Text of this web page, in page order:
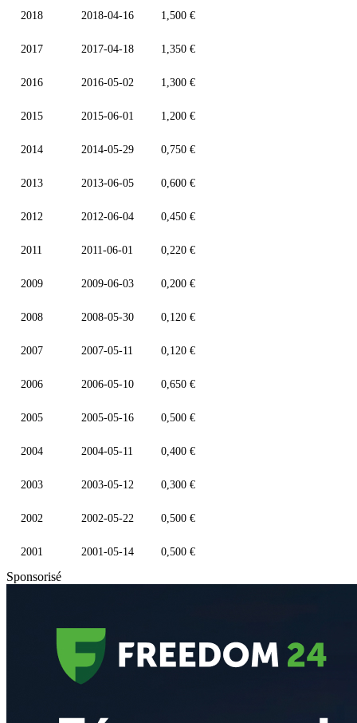
2018 2018-04-16 1,500 €
2017 2017-04-18 1,350 €
2016 2016-05-02 1,300 €
2015 2015-06-01 1,200 €
2014 2014-05-29 0,750 €
2013 2013-06-05 0,600 €
2012 2012-06-04 0,450 €
2011 2011-06-01 0,220 €
2009 2009-06-03 0,200 €
2008 2008-05-30 0,120 €
2007 2007-05-11 0,120 €
2006 2006-05-10 0,650 €
2005 2005-05-16 0,500 €
2004 2004-05-11 0,400 €
2003 2003-05-12 0,300 €
2002 2002-05-22 0,500 €
2001 2001-05-14 0,500 €
Sponsorisé